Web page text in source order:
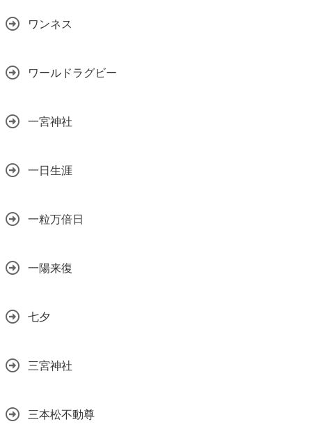
ワンネス
ワールドラグビー
一宮神社
一日生涯
一粒万倍日
一陽来復
七夕
三宮神社
三本松不動尊